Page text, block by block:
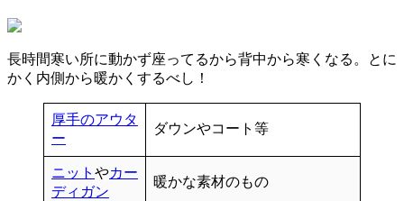
長時間寒い所に動かず座ってるから背中から寒くなる。
とに
かく内側から暖かく するべし！
厚手のアウタ
ー
ダウンやコート等
ニット やカー
ディガン
暖かな素材のもの